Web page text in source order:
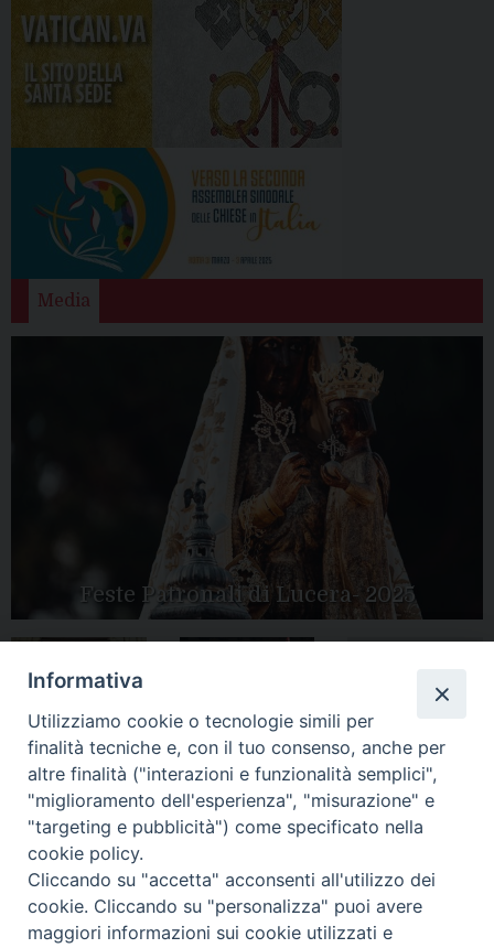
Media
Feste Patronali di Lucera- 2025
Apertura Anno
Giubilare 2025
Peregrinatio
Mariae in Diocesi
Tutte le gallery
CONTATTI:
LUCERA: Piazza Duomo, 13 - 71036 Lucera (FG) − tel.
0881/520882 - e-mail: info@diocesiluceratroia.itSegreteria del
Vescovo
: tel/fax 0881/522244 - e-mail:
vescovo@diocesiluceratroia.it
Informativa
Utilizziamo cookie o tecnologie simili per
finalità tecniche e, con il tuo consenso, anche per
altre finalità ("interazioni e funzionalità semplici",
"miglioramento dell'esperienza", "misurazione" e
"targeting e pubblicità") come specificato nella
cookie policy.
Cliccando su "accetta" acconsenti all'utilizzo dei
cookie. Cliccando su "personalizza" puoi avere
maggiori informazioni sui cookie utilizzati e